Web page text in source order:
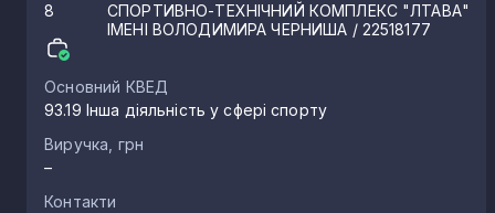
8
СПОРТИВНО-ТЕХНІЧНИЙ КОМПЛЕКС "ЛТАВА"
ІМЕНІ ВОЛОДИМИРА ЧЕРНИША / 22518177
Основний КВЕД
93.19 Інша діяльність у сфері спорту
Виручка, грн
–
Контакти